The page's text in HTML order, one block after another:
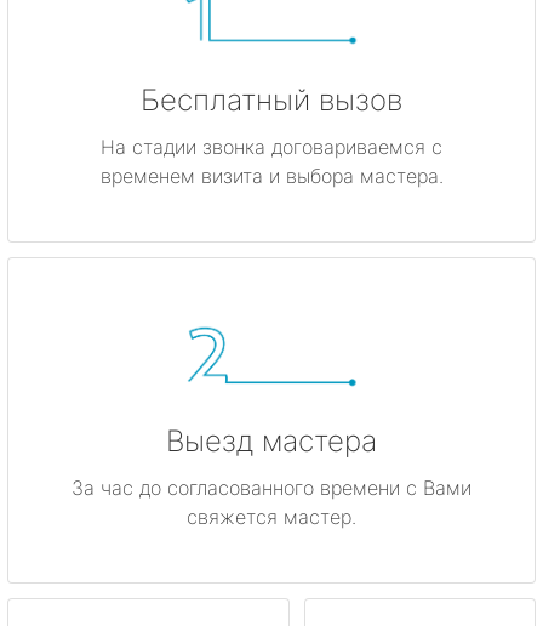
Бесплатный вызов
На стадии звонка договариваемся с
временем визита и выбора мастера.
Выезд мастера
За час до согласованного времени с Вами
свяжется мастер.